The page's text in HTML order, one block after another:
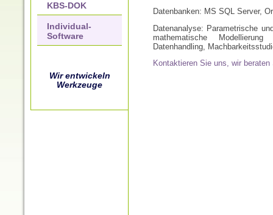
KBS-DOK
Individual-
Software
Wir entwickeln
Werkzeuge
Datenbanken: MS SQL Server,
Datenanalyse: Parametrische
mathematische
Datenhandling,
Kontaktieren Sie uns, wir beraten